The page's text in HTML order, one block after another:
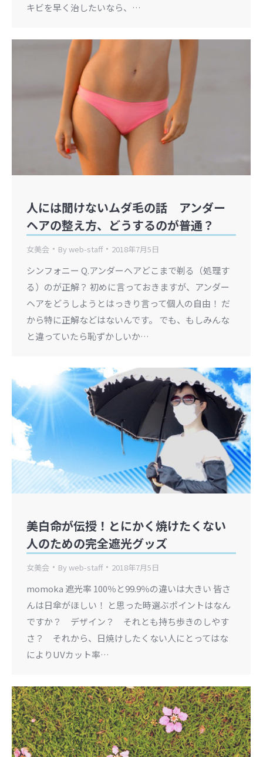
キビを早く治したいなら、…
人には聞けないムダ毛の話 アンダー
ヘアの整え方、どうするのが普通？
女美会 Byweb-staff 2018年7月5日
シンフォニー Q.アンダーヘアどこまで剃る（処理す
る）のが正解？ 初めに言っておきますが、アンダー
ヘアをどうしようとはっきり言って個人の自由！ だ
から特に正解などはないんです。 でも、もしみんな
と違っていたら恥ずかしいか…
美白命が伝授！とにかく焼けたくない
人のための完全遮光グッズ
女美会 Byweb-staff 2018年7月5日
momoka 遮光率 100％と99.9％の違いは大きい 皆さ
んは日傘がほしい！ と思った時選ぶポイントはなん
ですか？ デザイン？ それとも持ち歩きのしやす
さ？ それから、日焼けしたくない人にとってはな
によりUVカット率…